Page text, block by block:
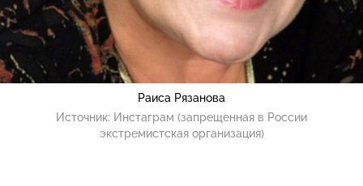
Раиса Рязанова
Источник: Инстаграм (запрещенная в России
экстремистская организация)